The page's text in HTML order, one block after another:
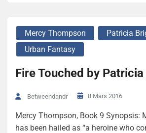
Mercy Thompson
Patricia
Urban Fantasy
Fire Touched by
Betweendandr 8 Mars 2016
Mercy Thompson, Book 9 Synopsis:
has been hailed as “a heroine who